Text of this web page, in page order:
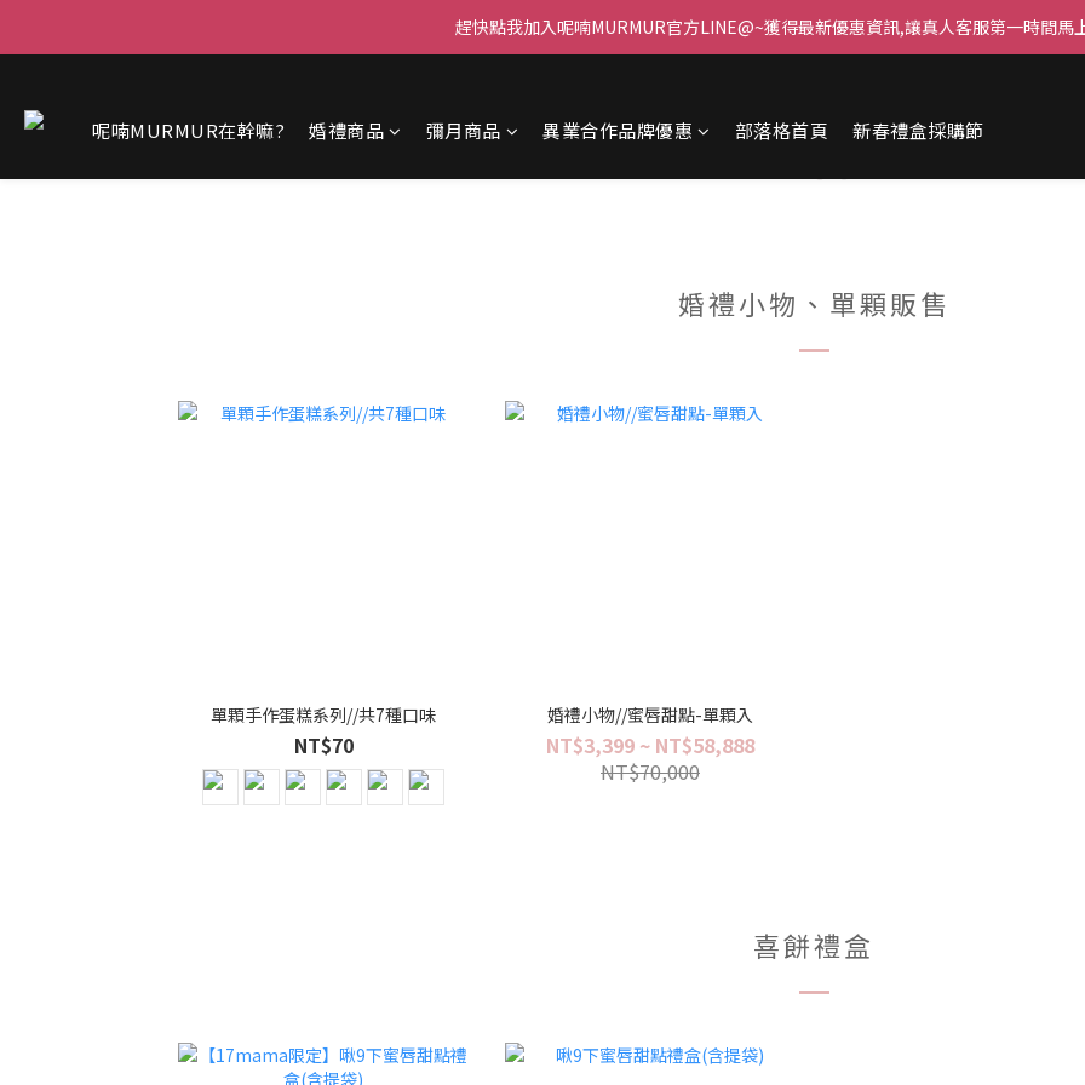
趕快點我加入呢喃MURMUR官方LINE@~獲得最新優惠資訊,讓真人客服第一時間馬
呢喃MURMUR在幹嘛? 婚禮商品 彌月商品 異業合作品牌優惠 部落格首頁 新春禮盒採購節
婚禮小物、單顆販售
單顆手作蛋糕系列//共7種口味
NT$70
婚禮小物//蜜唇甜點-單顆入
NT$3,399 ~ NT$58,888
NT$70,000
喜餅禮盒